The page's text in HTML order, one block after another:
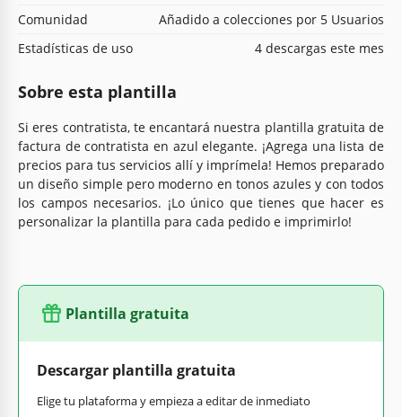
Comunidad
Añadido a colecciones por 5 Usuarios
Estadísticas de uso
4 descargas este mes
Sobre esta plantilla
Si eres contratista, te encantará nuestra plantilla gratuita de
factura de contratista en azul elegante. ¡Agrega una lista de
precios para tus servicios allí y imprímela! Hemos preparado
un diseño simple pero moderno en tonos azules y con todos
los campos necesarios. ¡Lo único que tienes que hacer es
personalizar la plantilla para cada pedido e imprimirlo!
Plantilla gratuita
Descargar plantilla gratuita
Elige tu plataforma y empieza a editar de inmediato